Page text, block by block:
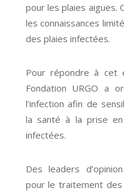
pour les plaies aiguës.
les connaissances
des plaies infectées.
Pour répondre à cet
Fondation URGO a
l’infection afin de
la santé à la prise
infectées.
Des leaders
pour le traitement des